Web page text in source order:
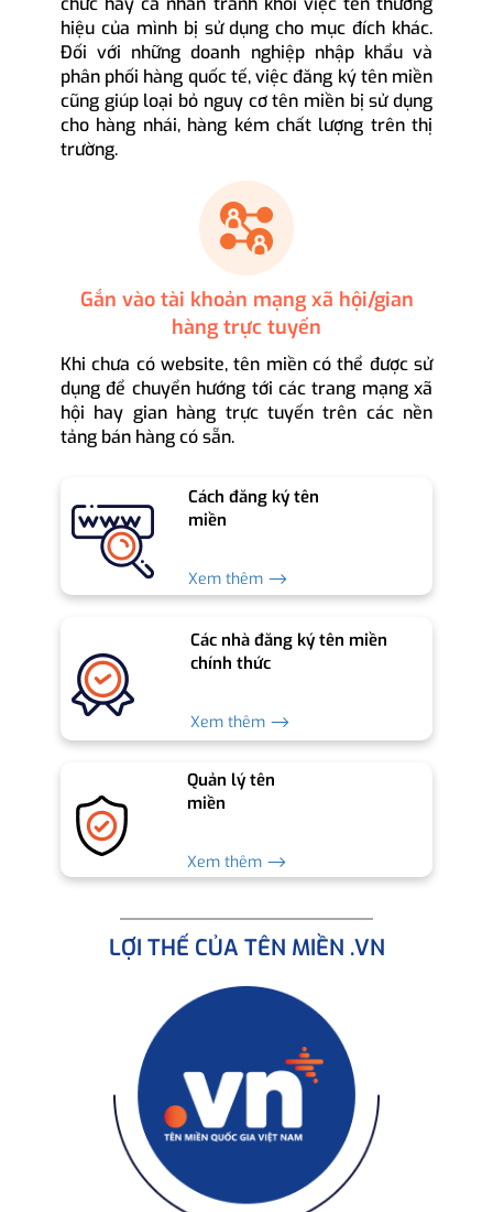
hiệu của mình bị sử dụng cho mục đích khác.
Đối với những doanh nghiệp nhập khẩu và
phân phối hàng quốc tế, việc đăng ký tên miền
cũng giúp loại bỏ nguy cơ tên miền bị sử dụng
cho hàng nhái, hàng kém chất lượng trên thị
trường.
Gắn vào tài khoản mạng xã hội/gian
hàng trực tuyến
Khi chưa có website, tên miền có thể được sử
dụng để chuyển hướng tới các trang mạng xã
hội hay gian hàng trực tuyến trên các nền
tảng bán hàng có sẵn.
Cách đăng ký tên
miền
Xem thêm ⟶
Các nhà đăng ký tên miền
chính thức
Xem thêm ⟶
Quản lý tên
miền
Xem thêm ⟶
LỢI THẾ CỦA TÊN MIỀN .VN